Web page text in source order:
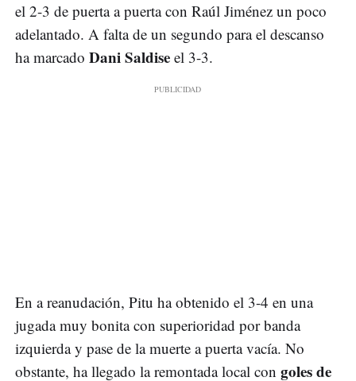
el 2-3 de puerta a puerta con Raúl Jiménez un poco
adelantado. A falta de un segundo para el descanso
ha marcado Dani Saldise el 3-3.
En a reanudación, Pitu ha obtenido el 3-4 en una
jugada muy bonita con superioridad por banda
izquierda y pase de la muerte a puerta vacía. No
obstante, ha llegado la remontada local con goles de